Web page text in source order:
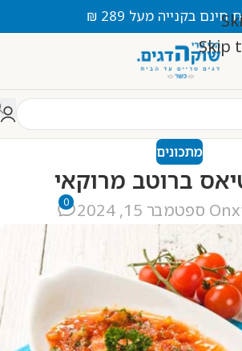
Skip
בקנייה מעל 289 ₪
מתכונים
ברוטב מרוקאי
On ספטמבר 15, 2024 0